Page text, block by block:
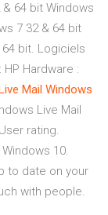
64 bit Windows
7 32 & 64 bit
64 bit. Logiciels
Hardware :
Live Mail Windows
Live Mail
rating.
10.
to date on your
with people.